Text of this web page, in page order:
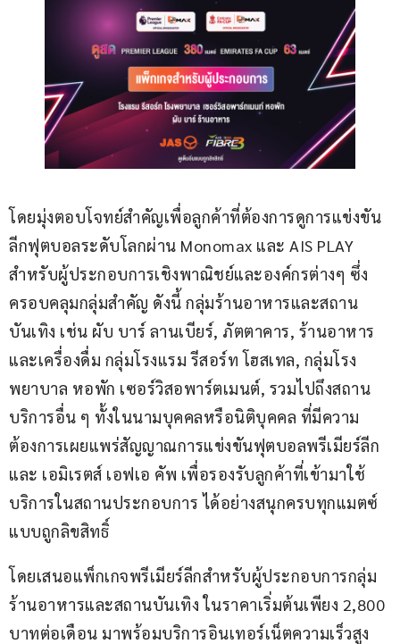
โดยมุ่งตอบโจทย์สำคัญเพื่อลูกค้าที่ต้องการดูการแข่งขัน
ลีกฟุตบอลระดับโลกผ่าน Monomax และ AIS PLAY
สำหรับผู้ประกอบการเชิงพาณิชย์และองค์กรต่างๆ ซึ่ง
ครอบคลุมกลุ่มสำคัญ ดังนี้ กลุ่มร้านอาหารและสถาน
บันเทิง เช่น ผับ บาร์ ลานเบียร์, ภัตตาคาร, ร้านอาหาร
และเครื่องดื่ม กลุ่มโรงแรม รีสอร์ท โฮสเทล, กลุ่มโรง
พยาบาล หอพัก เซอร์วิสอพาร์ตเมนต์, รวมไปถึงสถาน
บริการอื่น ๆ ทั้งในนามบุคคลหรือนิติบุคคล ที่มีความ
ต้องการเผยแพร่สัญญาณการแข่งขันฟุตบอลพรีเมียร์ลีก
และ เอมิเรตส์ เอฟเอ คัพ เพื่อรองรับลูกค้าที่เข้ามาใช้
บริการในสถานประกอบการ ได้อย่างสนุกครบทุกแมตซ์
แบบถูกลิขสิทธิ์
โดยเสนอแพ็กเกจพรีเมียร์ลีกสำหรับผู้ประกอบการกลุ่ม
ร้านอาหารและสถานบันเทิง ในราคาเริ่มต้นเพียง 2,800
บาทต่อเดือน มาพร้อมบริการอินเทอร์เน็ตความเร็วสูง